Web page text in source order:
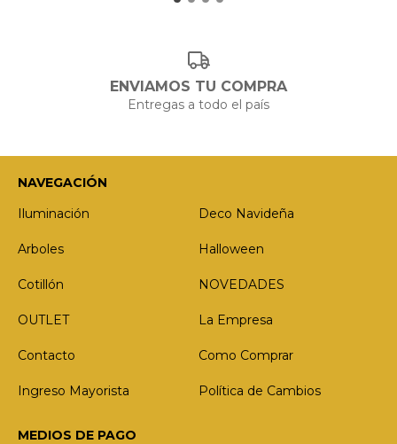
ENVIAMOS TU COMPRA
Entregas a todo el país
NAVEGACIÓN
Iluminación
Deco Navideña
Arboles Halloween
Cotillón NOVEDADES
OUTLET La Empresa
Contacto Como Comprar
Ingreso Mayorista Política de Cambios
MEDIOS DE PAGO